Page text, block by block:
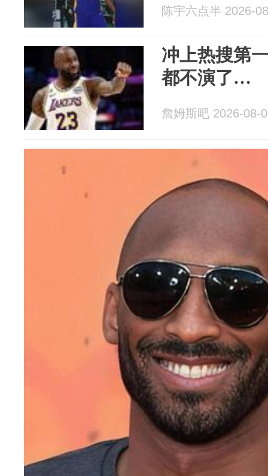
陈宇六点半 2026-
冲上热搜第
都不演了…
詹姆斯吧 2026-08-